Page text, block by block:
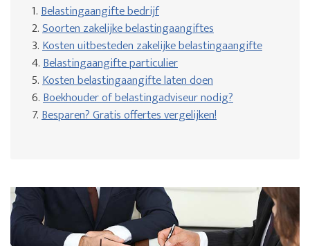
1.Belastingaangifte bedrijf
2.Soorten zakelijke belastingaangiftes
3.Kosten uitbesteden zakelijke belastingaangifte
4.Belastingaangifte particulier
5.Kosten belastingaangifte laten doen
6.Boekhouder of belastingadviseur nodig?
7.Besparen? Gratis offertes vergelijken!